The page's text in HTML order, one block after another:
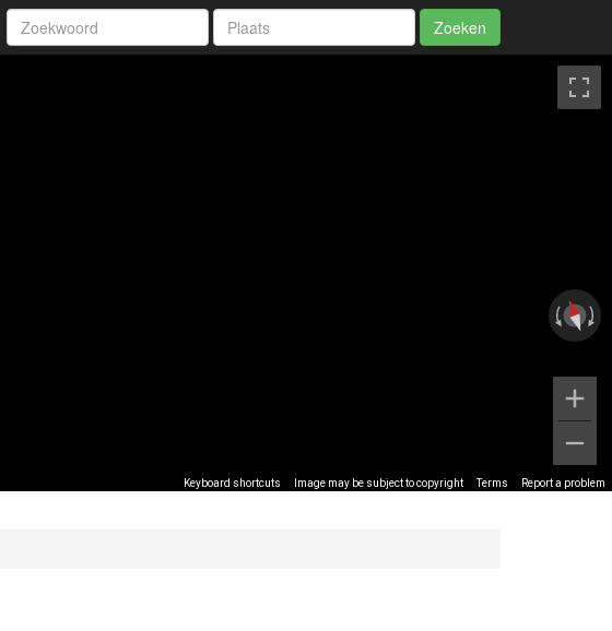
Zoeken
Keyboard shortcuts Image may be subject to copyright Terms Report a problem